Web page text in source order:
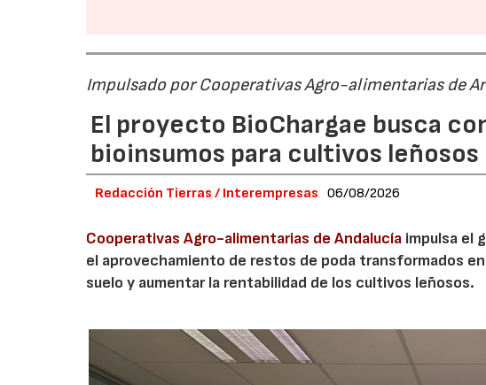
Impulsado por Cooperativas Agro-alimentarias de
El proyecto BioChargae busca
bioinsumos para cultivos leñosos
Redacción Tierras / Interempresas 06/08/2026
Cooperativas Agro-alimentarias de Andalucía impulsa el
el aprovechamiento de restos de poda transformados
suelo y aumentar la rentabilidad de los cultivos leñosos.